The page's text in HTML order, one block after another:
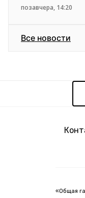
позавчера, 14:20
Все новости
«Общая